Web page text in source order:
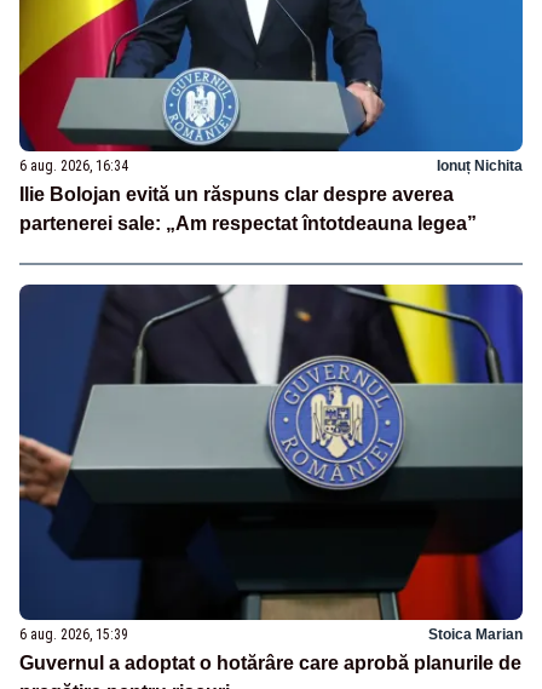
6 aug. 2026, 16:34 Ionuț Nichita
Ilie Bolojan evită un răspuns clar despre averea
partenerei sale: „Am respectat întotdeauna legea”
6 aug. 2026, 15:39 Stoica Marian
Guvernul a adoptat o hotărâre care aprobă planurile de